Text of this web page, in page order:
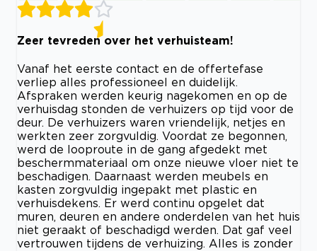
Zeer tevreden over het verhuisteam!
Vanaf het eerste contact en de offertefase
verliep alles professioneel en duidelijk.
Afspraken werden keurig nagekomen en op de
verhuisdag stonden de verhuizers op tijd voor de
deur. De verhuizers waren vriendelijk, netjes en
werkten zeer zorgvuldig. Voordat ze begonnen,
werd de looproute in de gang afgedekt met
beschermmateriaal om onze nieuwe vloer niet te
beschadigen. Daarnaast werden meubels en
kasten zorgvuldig ingepakt met plastic en
verhuisdekens. Er werd continu opgelet dat
muren, deuren en andere onderdelen van het huis
niet geraakt of beschadigd werden. Dat gaf veel
vertrouwen tijdens de verhuizing. Alles is zonder